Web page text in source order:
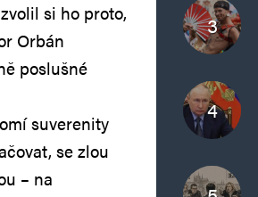
si ho proto,
Orbán
poslušné
suverenity
se zlou
– na